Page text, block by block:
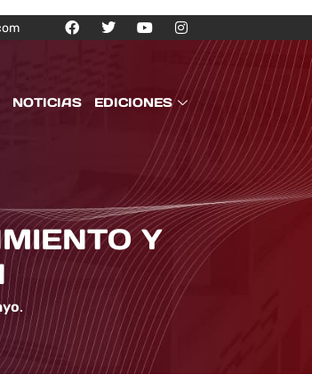
NOTICIAS EDICIONES
Y
.